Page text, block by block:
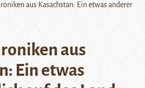
aus Kasachstan: Ein etwas anderer
aus
Ein etwas